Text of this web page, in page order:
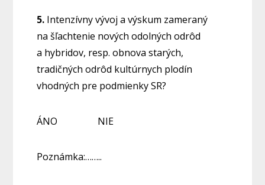
5. Intenzívny vývoj a výskum zameraný
na šľachtenie nových odolných odrôd
a hybridov, resp. obnova starých,
tradičných odrôd kultúrnych plodín
vhodných pre podmienky SR?
ÁNO NIE
Poznámka:……..